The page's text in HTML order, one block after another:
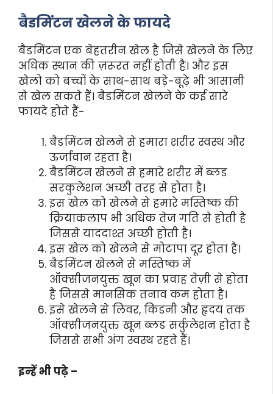
बैडमिंटन खेलने के फायदे
बैडमिंटन एक बेहतरीन खेल है जिसे खेलने के लिए
अधिक स्थान की ज़रूरत नहीं होती है। और इस
खेलो को बच्चों के साथ-साथ बड़े-बूढ़े भी आसानी
से खेल सकते हैं। बैडमिंटन खेलने के कई सारे
फायदे होते हैं-
बैडमिंटन खेलने से हमारा शरीर स्वस्थ और
ऊर्जावान रहता है।
बैडमिंटन खेलने से हमारे शरीर में ब्लड
सरकुलेशन अच्छी तरह से होता है।
इस खेल को खेलने से हमारे मस्तिष्क की
क्रियाकलाप भी अधिक तेज गति से होती है
जिससे याददाश्त अच्छी होती है।
इस खेल को खेलने से मोटापा दूर होता है।
बैडमिंटन खेलने से मस्तिष्क में
ऑक्सीजनयुक्त खून का प्रवाह तेज़ी से होता
है जिससे मानसिक तनाव कम होता है।
इसे खेलने से लिवर, किडनी और हृदय तक
ऑक्सीजनयुक्त खून ब्लड सर्कुलेशन होता है
जिससे सभी अंग स्वस्थ रहते हैं।
इन्हें भी पढ़े –